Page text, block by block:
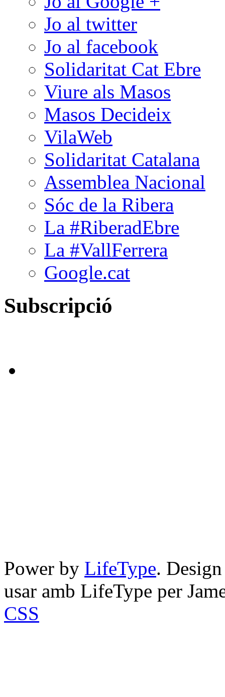
Jo al twitter
Jo al facebook
Solidaritat Cat Ebre
Viure als Masos
Masos Decideix
VilaWeb
Solidaritat Catalana
Assemblea Nacional
Sóc de la Ribera
La #RiberadEbre
La #VallFerrera
Google.cat
Subscripció
Power by LifeType.
usar amb LifeType per
CSS